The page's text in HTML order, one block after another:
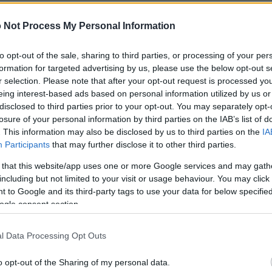
Not Process My Personal Information
opt-out of the sale, sharing to third parties, or processing of your
for targeted advertising by us, please use the below opt-out
selection. Please note that after your opt-out request is processed
interest-based ads based on personal information utilized by us
to third parties prior to your opt-out. You may separately
of your personal information by third parties on the IAB’s list of
This information may also be disclosed by us to third parties on the
Participants that may further disclose it to other third parties.
that this website/app uses one or more Google services and may
but not limited to your visit or usage behaviour. You may
to Google and its third-party tags to use your data for below
consent section.
Data Processing Opt Outs
opt-out of the Sharing of my personal data.
ne prikuplja, prati, čuva, koristi ili obrađuje bilo kakve
odlučite da pošaljete putem bilo kog obrasca na ovom
druge računarske sisteme pod mojom kontrolom na
pojedinačnoj stranici u pitanju.
bilo kakvih ličnih informacija u razumnom
da takođe razmislite koje informacije odlučite da
informacije trećim stranama, osim ako same
slanja, ne deluju kao potpuno nezakonite, u kom
na ovom sajtu su hostovane lokalno na ovom
IP adresa, verzija pregledača i vreme posete, beleže se